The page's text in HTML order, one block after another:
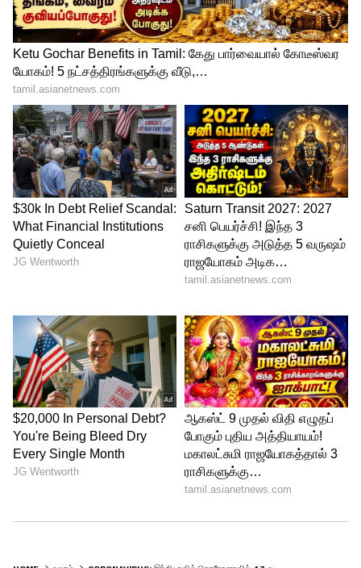
அதிகப்படியான இறப்பு என்பது முந்தைய
ஆண்டுகளின் புள்ளிவிவரங்கள்
அடிப்படையில் தொற்றுநோய் இல்லாத
நிலையில் ஏற்படும் இறப்புகளின்
எண்ணிக்கைக்கும் எதிர்பார்க்கப்படும்
எண்ணிக்கைக்கும் உள்ள வித்தியாசமாக
கணக்கிடப்படுகிறது.
உயிரிழந்தவர்கள் ஒருபக்கம் இருந்தாலும்,
கொரோனா தடுப்பு வழிகளை கடைபிடிக்க
முடியாமலும், சிகிச்சை பெற முடியாமலும்
ஏராளமானோர் உயிரழந்திருக்கலாம். அந்த
நேரத்தில் நாடுமுழுவதும் கொரோனா
தொற்று அதிகமாக இருந்ததால்,
சுகாதாரத்துறைக்கு கடும் நெருக்கடி
அழுத்தம் இருந்திருக்கும்.